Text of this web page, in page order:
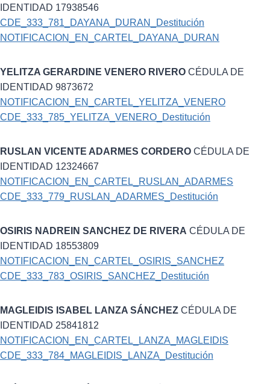
IDENTIDAD 17938546
CDE_333_781_DAYANA_DURAN_Destitución
NOTIFICACION_EN_CARTEL_DAYANA_DURAN
YELITZA GERARDINE VENERO RIVERO CÉDULA DE
IDENTIDAD 9873672
NOTIFICACION_EN_CARTEL_YELITZA_VENERO
CDE_333_785_YELITZA_VENERO_Destitución
RUSLAN VICENTE ADARMES CORDERO CÉDULA DE
IDENTIDAD 12324667
NOTIFICACION_EN_CARTEL_RUSLAN_ADARMES
CDE_333_779_RUSLAN_ADARMES_Destitución
OSIRIS NADREIN SANCHEZ DE RIVERA CÉDULA DE
IDENTIDAD 18553809
NOTIFICACION_EN_CARTEL_OSIRIS_SANCHEZ
CDE_333_783_OSIRIS_SANCHEZ_Destitución
MAGLEIDIS ISABEL LANZA SÁNCHEZ CÉDULA DE
IDENTIDAD 25841812
NOTIFICACION_EN_CARTEL_LANZA_MAGLEIDIS
CDE_333_784_MAGLEIDIS_LANZA_Destitución